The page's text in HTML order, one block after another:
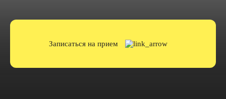
Записаться на прием